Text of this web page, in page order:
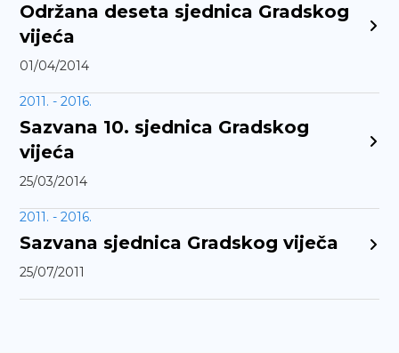
Održana deseta sjednica Gradskog
vijeća
01/04/2014
2011. - 2016.
Sazvana 10. sjednica Gradskog
vijeća
25/03/2014
2011. - 2016.
Sazvana sjednica Gradskog viječa
25/07/2011